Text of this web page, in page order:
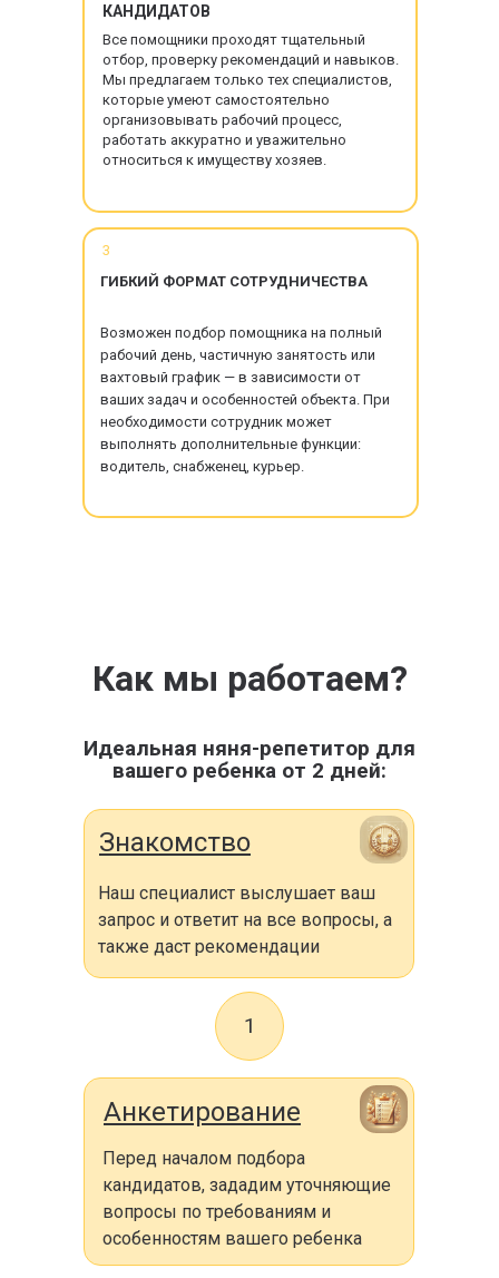
3
КАНДИДАТОВ
Все помощники проходят тщательный
отбор, проверку рекомендаций и навыков.
Мы предлагаем только тех специалистов,
которые умеют самостоятельно
организовывать рабочий процесс,
работать аккуратно и уважительно
относиться к имуществу хозяев.
ГИБКИЙ ФОРМАТ СОТРУДНИЧЕСТВА
Возможен подбор помощника на полный
рабочий день, частичную занятость или
вахтовый график — в зависимости от
ваших задач и особенностей объекта. При
необходимости сотрудник может
выполнять дополнительные функции:
водитель, снабженец, курьер.
Как мы работаем?
Идеальная няня-репетитор для
вашего ребенка от 2 дней:
Наш специалист выслушает ваш
запрос и ответит на все вопросы, а
также даст рекомендации
Знакомство
Перед началом подбора
кандидатов, зададим уточняющие
вопросы по требованиям и
особенностям вашего ребенка
Анкетирование
1